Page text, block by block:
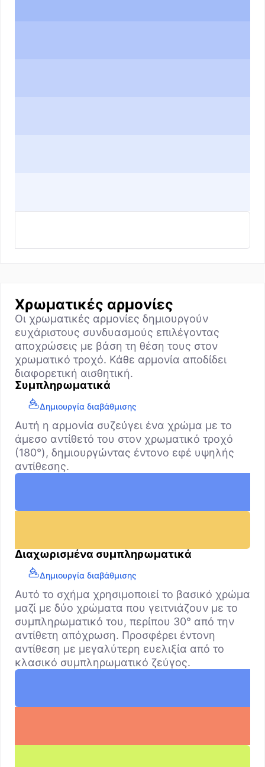
Χρωματικές αρμονίες
Οι χρωματικές αρμονίες δημιουργούν
ευχάριστους συνδυασμούς επιλέγοντας
αποχρώσεις με βάση τη θέση τους στον
χρωματικό τροχό. Κάθε αρμονία αποδίδει
διαφορετική αισθητική.
Συμπληρωματικά
Δημιουργία διαβάθμισης
Αυτή η αρμονία συζεύγει ένα χρώμα με το
άμεσο αντίθετό του στον χρωματικό τροχό
(180°), δημιουργώντας έντονο εφέ υψηλής
αντίθεσης.
Διαχωρισμένα συμπληρωματικά
Δημιουργία διαβάθμισης
Αυτό το σχήμα χρησιμοποιεί το βασικό χρώμα
μαζί με δύο χρώματα που γειτνιάζουν με το
συμπληρωματικό του, περίπου 30° από την
αντίθετη απόχρωση. Προσφέρει έντονη
αντίθεση με μεγαλύτερη ευελιξία από το
κλασικό συμπληρωματικό ζεύγος.